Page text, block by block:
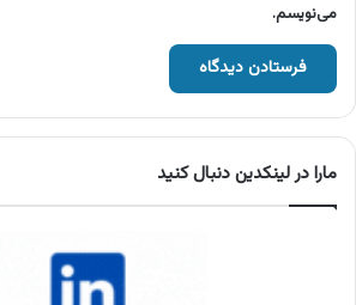
می‌نویسم.
مارا در لینکدین دنبال کنید